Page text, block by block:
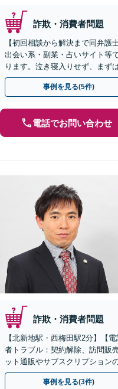
詐欺・消費者問題
【初回相談から解決まで同弁護
出会い系・副業・占いサイト等
ります。泣き寝入りせず、まず
1分・土日夜間の相談歓迎】
事例を見る(5件)
電話でお問い合わせ
詐欺・消費者問題
【北新地駅・西梅田駅2分】【
者トラブル：契約解除、訪問販
ット通販やサブスクリプション
度ご相談ください【休日・夜間
事例を見る(3件)